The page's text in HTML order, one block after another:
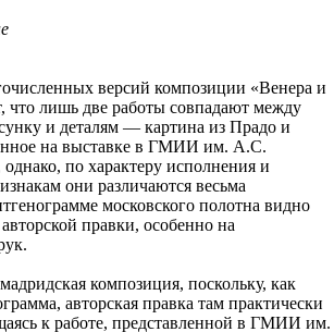
версий композиции «Венера и
что лишь две работы совпадают между
и деталям — картина из Прадо и
на выставке в ГМИИ им. А.С.
по характеру исполнения и
они различаются весьма
московского полотна видно
правки, особенно на
композиция, поскольку, как
авторская правка там практически
к работе, представленной в ГМИИ им.